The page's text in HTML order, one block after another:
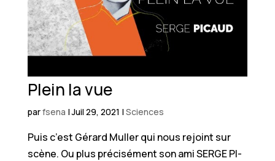
Plein la vue
parfsena |Juil 29, 2021 | Sciences
Puis c’est Gérard Muller qui nous rejoint sur
scène. Ou plus précisément son ami SERGE PI-